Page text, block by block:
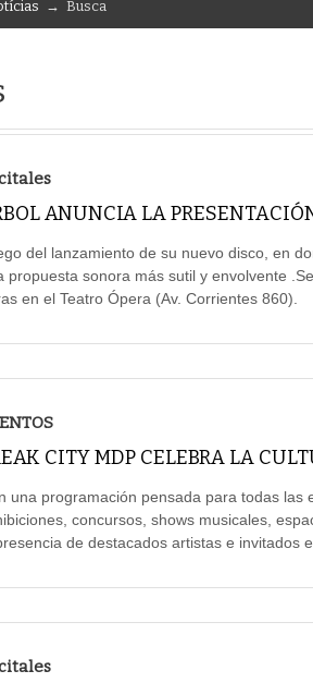
→ Busca
ANUNCIA LA
del lanzamiento de su nuevo disco, en
propuesta sonora más sutil y envolvente
en el Teatro Ópera (Av. Corrientes 860).
CITY MDP CELEBRA LA
una programación pensada para todas las
concursos, shows musicales,
de destacados artistas e invitados